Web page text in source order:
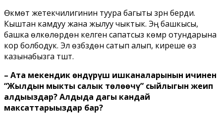
Өкмөт жетекчилигинин туура багыты үзүрүн берди.
Кыштан камдуу жана жылуу чыктык. Эң башкысы,
башка өлкөлөрдөн келген сапатсыз көмүр отундарына
кор болбодук. Эл өзүбүздөн сатып алып, киреше өз
казынабызга түштү.
– Ата мекендик өндүрүш ишканаларынын ичинен
“Жылдын мыкты салык төлөөчү” сыйлыгын жеңип
алдыңыздар? Алдыда дагы кандай
максаттарыңыздар бар?